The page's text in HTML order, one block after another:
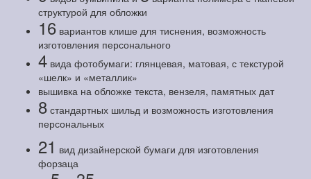
структурой для обложки
16 вариантов клише для тиснения, возможность
изготовления персонального
4 вида фотобумаги: глянцевая, матовая, с текстурой
«шелк» и «металлик»
вышивка на обложке текста, вензеля, памятных дат
8 стандартных шильд и возможность изготовления
персональных
21 вид дизайнерской бумаги для изготовления
форзаца